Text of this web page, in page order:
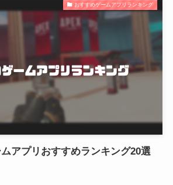
おすすめゲームアプリランキング
アプリおすすめランキング20選